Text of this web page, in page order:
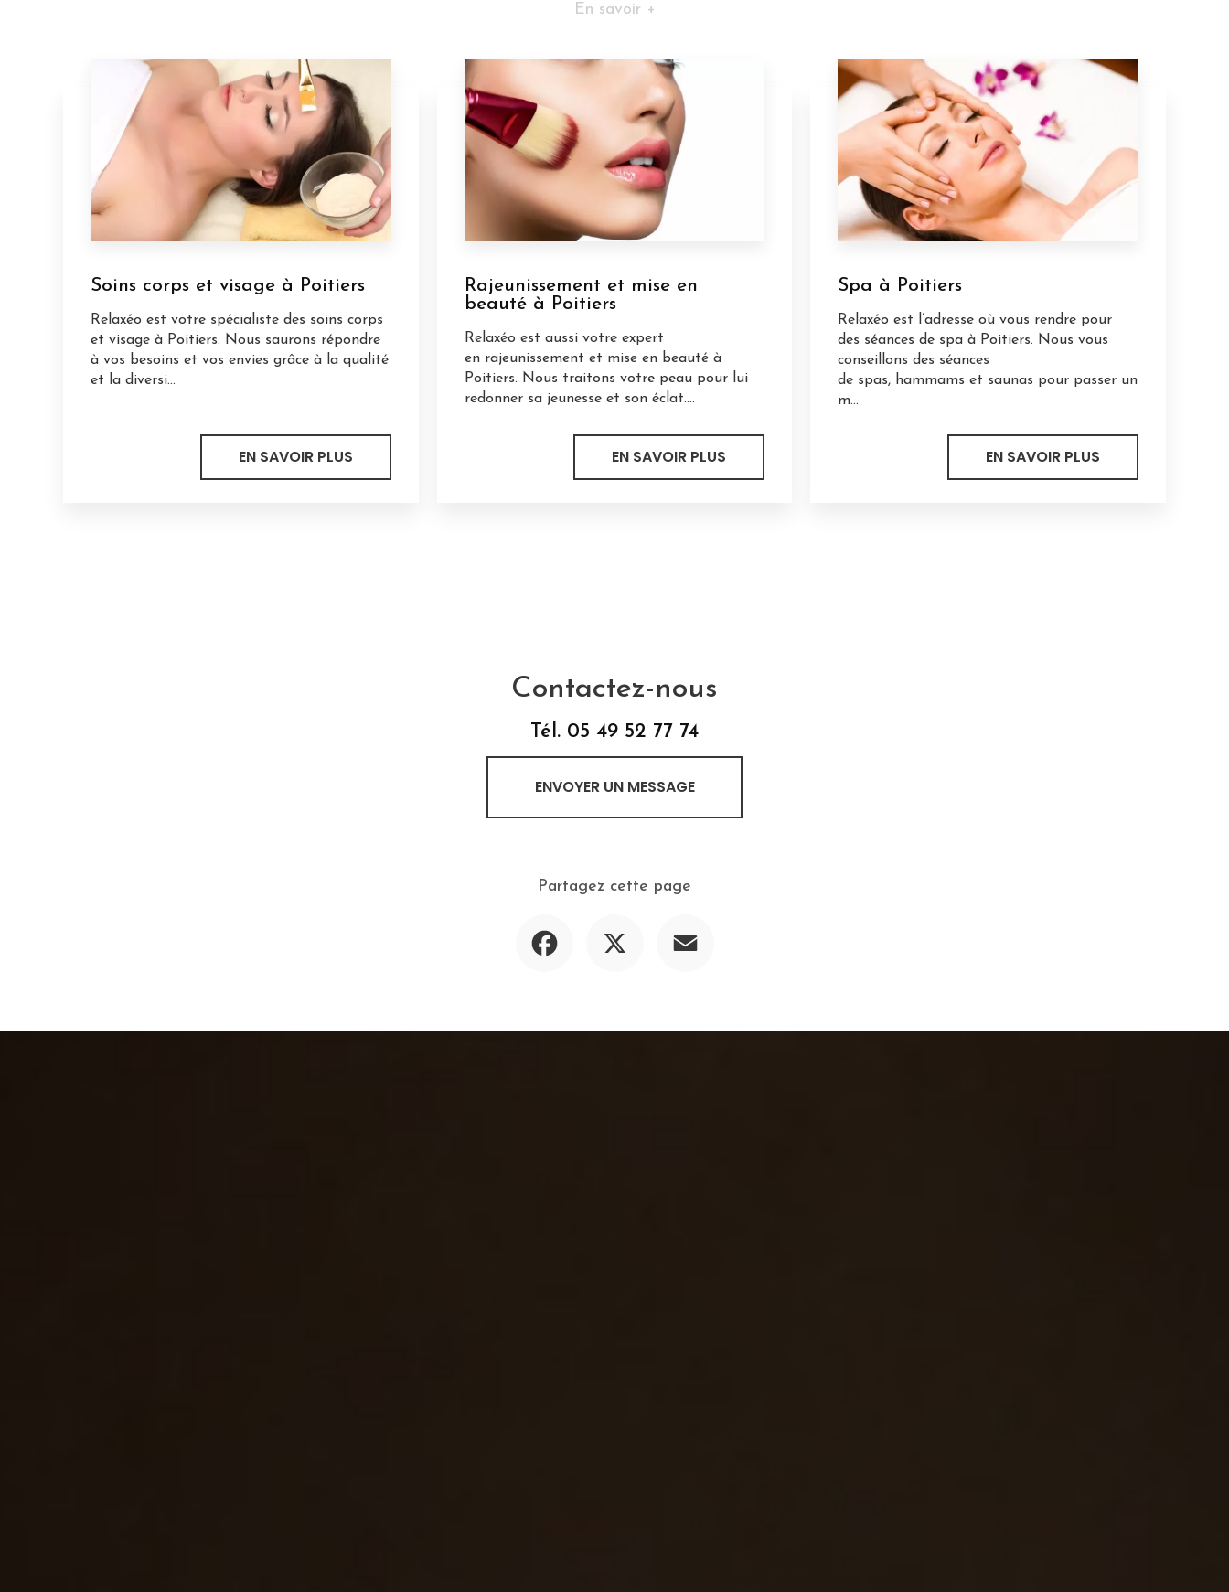
En savoir +
Soins corps et visage à Poitiers
Relaxéo est votre spécialiste des soins corps
et visage à Poitiers. Nous saurons répondre
à vos besoins et vos envies grâce à la qualité
et la diversi...
EN SAVOIR PLUS
Rajeunissement et mise en
beauté à Poitiers
Relaxéo est aussi votre expert
en rajeunissement et mise en beauté à
Poitiers. Nous traitons votre peau pour lui
redonner sa jeunesse et son éclat....
EN SAVOIR PLUS
Spa à Poitiers
Relaxéo est l’adresse où vous rendre pour
des séances de spa à Poitiers. Nous vous
conseillons des séances
de spas, hammams et saunas pour passer un
m...
EN SAVOIR PLUS
Contactez-nous
Tél. 05 49 52 77 74
ENVOYER UN MESSAGE
Partagez cette page